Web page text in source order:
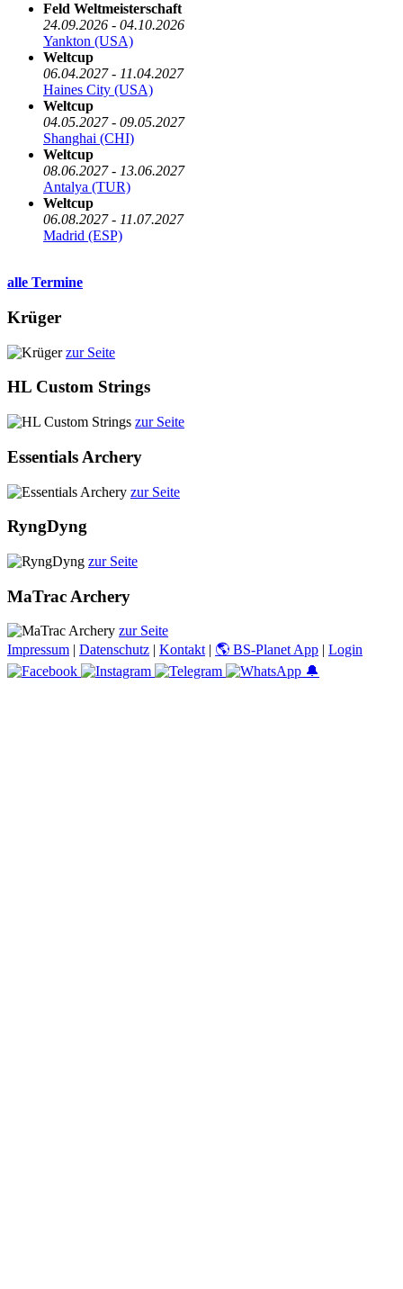
Feld Weltmeisterschaft
24.09.2026 - 04.10.2026
Yankton (USA)
Weltcup
06.04.2027 - 11.04.2027
Haines City (USA)
Weltcup
04.05.2027 - 09.05.2027
Shanghai (CHI)
Weltcup
08.06.2027 - 13.06.2027
Antalya (TUR)
Weltcup
06.08.2027 - 11.07.2027
Madrid (ESP)
alle Termine
Krüger
zur Seite
HL Custom Strings
zur Seite
Essentials Archery
zur Seite
RyngDyng
zur Seite
MaTrac Archery
zur Seite
Impressum | Datenschutz | Kontakt | 🌎 BS-Planet App | Login
🔔